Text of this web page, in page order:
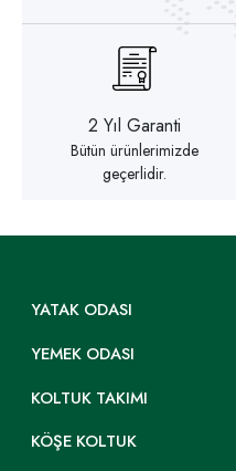
2 Yıl Garanti
Bütün ürünlerimizde
geçerlidir.
YATAK ODASI
YEMEK ODASI
KOLTUK TAKIMI
KÖŞE KOLTUK